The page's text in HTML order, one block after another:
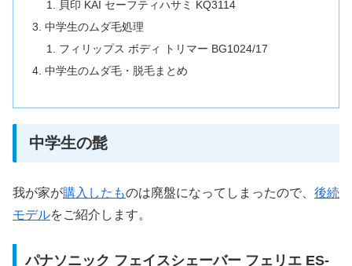
貝印 KAI セーフティハサミ KQ3114
中学生のムダ毛処理
フィリップス ボディ トリマー BG1024/17
中学生のムダ毛・脱毛まとめ
中学生の髭
我が家が購入したものは廃盤になってしまったので、 後続
モデルをご紹介します。
パナソニック フェイスシェーバー フェリエ ES-